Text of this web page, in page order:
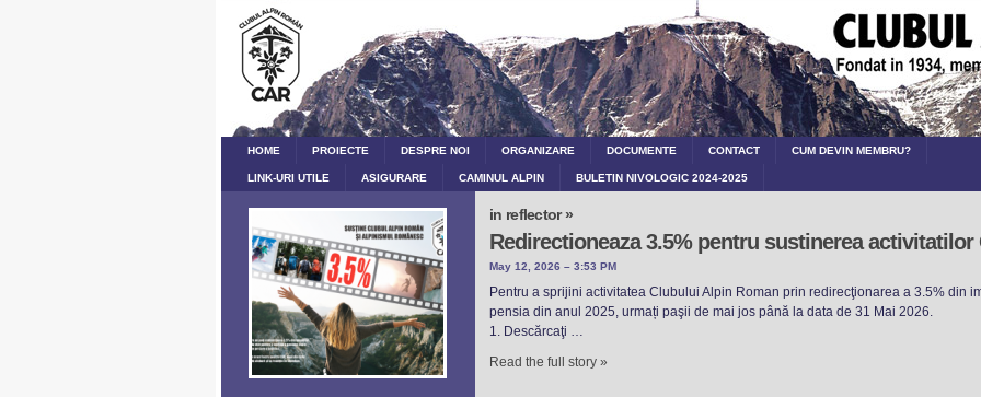
HOME PROIECTE DESPRE NOI ORGANIZARE DOCUMENTE CONTACT CUM DEVIN MEMBRU?
LINK-URI UTILE ASIGURARE CAMINUL ALPIN BULETIN NIVOLOGIC 2024-2025
in reflector »
Redirectioneaza 3.5% pentru sustinerea
May 12, 2026 – 3:53 PM
Pentru a sprijini activitatea Clubului Alpin Roman prin redirecţionarea a 3.5% din
pensia din anul 2025, urmați paşii de mai jos până la data de 31 Mai 2026.
1. Descărcaţi …
Read the full story »